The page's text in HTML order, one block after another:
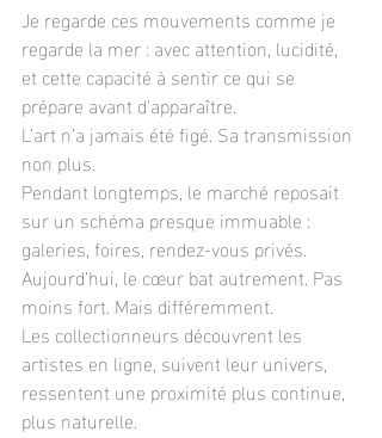
Je regarde ces mouvements comme je
regarde la mer : avec attention, lucidité,
et cette capacité à sentir ce qui se
prépare avant d’apparaître.
L’art n’a jamais été figé. Sa transmission
non plus.
Pendant longtemps, le marché reposait
sur un schéma presque immuable :
galeries, foires, rendez-vous privés.
Aujourd’hui, le cœur bat autrement. Pas
moins fort. Mais différemment.
Les collectionneurs découvrent les
artistes en ligne, suivent leur univers,
ressentent une proximité plus continue,
plus naturelle.